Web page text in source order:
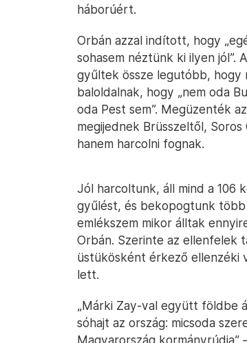
háborúért.
Orbán azzal indított, hogy
sohasem néztünk ki ilyen
gyűltek össze legutóbb, hogy
baloldalnak, hogy „nem oda
oda Pest sem”. Megüzenték
megijednek Brüsszeltől,
hanem harcolni fognak.
Jól harcoltunk, áll mind a 106
gyűlést, és bekopogtunk több
emlékszem mikor álltak
Orbán. Szerinte az ellenfelek
üstükösként érkező ellenzéki
lett.
„Márki Zay-val együtt földbe
sóhajt az ország: micsoda
Magyarország kormányrúdja”